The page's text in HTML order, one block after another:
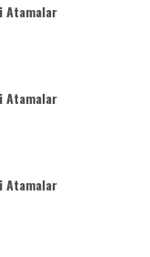
Atamalar
Atamalar
Atamalar